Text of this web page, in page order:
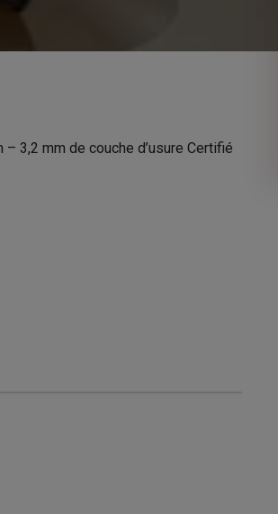
– 3,2 mm de couche d’usure Certifié